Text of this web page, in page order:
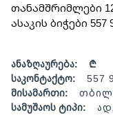
თანამშრიმლები
ასაკის ბიჭები 557
ანაზღაურება:
₾
საკონტაქტო:
557
მისამართი:
სამუშაოს ტიპი: